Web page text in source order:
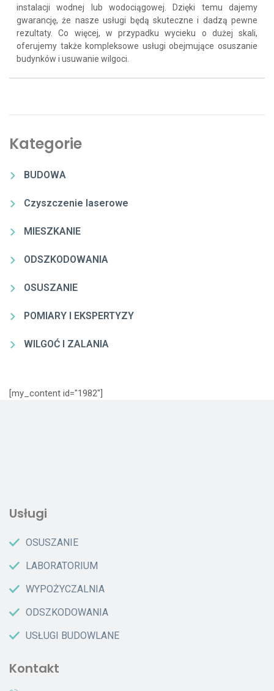
instalacji wodnej lub wodociągowej. Dzięki temu dajemy
gwarancję, że nasze usługi będą skuteczne i dadzą pewne
rezultaty. Co więcej, w przypadku wycieku o dużej skali,
oferujemy także kompleksowe usługi obejmujące osuszanie
budynków i usuwanie wilgoci.
Kategorie
BUDOWA
Czyszczenie laserowe
MIESZKANIE
ODSZKODOWANIA
OSUSZANIE
POMIARY I EKSPERTYZY
WILGOĆ I ZALANIA
[my_content id="1982"]
Usługi
OSUSZANIE
LABORATORIUM
WYPOŻYCZALNIA
ODSZKODOWANIA
USŁUGI BUDOWLANE
Kontakt